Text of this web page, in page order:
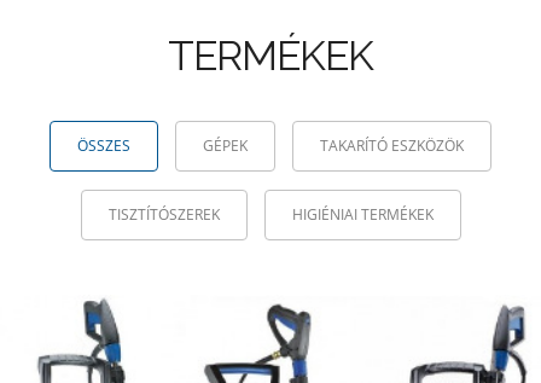
TERMÉKEK
ÖSSZES GÉPEK TAKARÍTÓ ESZKÖZÖK
TISZTÍTÓSZEREK HIGIÉNIAI TERMÉKEK